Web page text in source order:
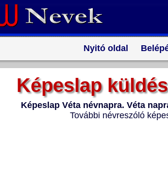
Nyitó oldal
Képeslap
Képeslap Véta névnapra. Véta
További névreszóló